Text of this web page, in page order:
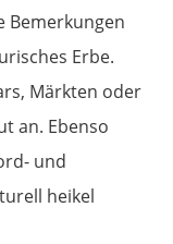
Bemerkungen
Erbe.
Märkten oder
an. Ebenso
und
heikel